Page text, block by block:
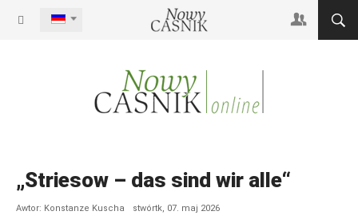
TERMINY
NC-DEUTSCH
„Striesow – das sind wir alle“
Awtor: Konstanze Kuscha stwórtk, 07. maj 2026
Sćo wužywarske mě
Sćo kodowe słowo zabyli?
Pśiźo k Wam do domu z
postomabo roznosowaŕ Wam
tšojenja, reportaže,
ze serbskich jsow a z